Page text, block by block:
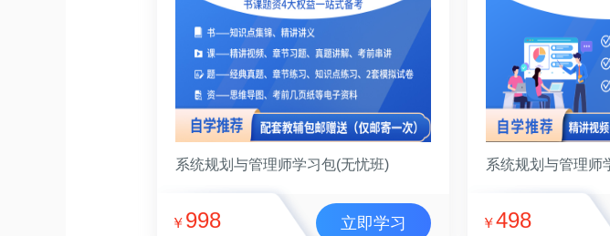
系统规划与管理师学习包(无忧班)
￥ 998 立即学习
系统规划与管理师
￥498